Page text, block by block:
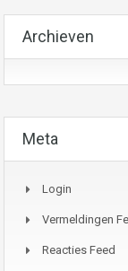
Archieven
Meta
Login
Vermeldingen
Reacties Feed